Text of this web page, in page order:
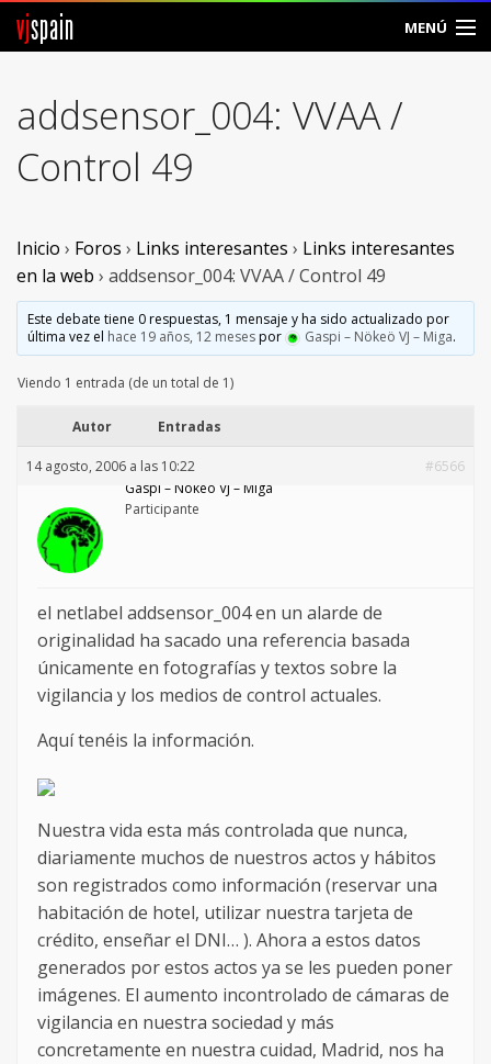
vjspain MENÚ
Foros
Noticias
Vjspain
Ayuda
Contacto
Entrar
addsensor_004: VVAA /
Control 49
Inicio › Foros › Links interesantes › Links interesantes
en la web › addsensor_004: VVAA / Control 49
Este debate tiene 0 respuestas, 1 mensaje y ha sido actualizado por
última vez el hace 19 años, 12 mesespor Gaspi – Nökeö VJ – Miga.
Viendo 1 entrada (de un total de 1)
Autor Entradas
14 agosto, 2006 a las 10:22
#6566
Gaspi – Nökeö VJ – Miga
Participante
el netlabel addsensor_004 en un alarde de
originalidad ha sacado una referencia basada
únicamente en fotografías y textos sobre la
vigilancia y los medios de control actuales.
Aquí tenéis la información.
Nuestra vida esta más controlada que nunca,
diariamente muchos de nuestros actos y hábitos
son registrados como información (reservar una
habitación de hotel, utilizar nuestra tarjeta de
crédito, enseñar el DNI… ). Ahora a estos datos
generados por estos actos ya se les pueden poner
imágenes. El aumento incontrolado de cámaras de
vigilancia en nuestra sociedad y más
concretamente en nuestra cuidad, Madrid, nos ha